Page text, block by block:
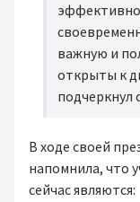
важную и
открыты к
подчеркнул
В ходе своей
напомнила, что
сейчас являются: